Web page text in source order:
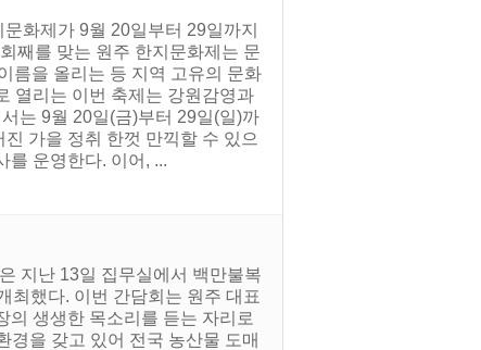
화제가 9월 20일부터 29일까지
째를 맞는 원주 한지문화제는 문
름을 올리는 등 지역 고유의 문화
열리는 이번 축제는 강원감영과
는 9월 20일(금)부터 29일(일)까
가을 정취 한껏 만끽할 수 있으
를 운영한다. 이어, ...
지난 13일 집무실에서 백만불복
최했다. 이번 간담회는 원주 대표
의 생생한 목소리를 듣는 자리로
경을 갖고 있어 전국 농산물 도매